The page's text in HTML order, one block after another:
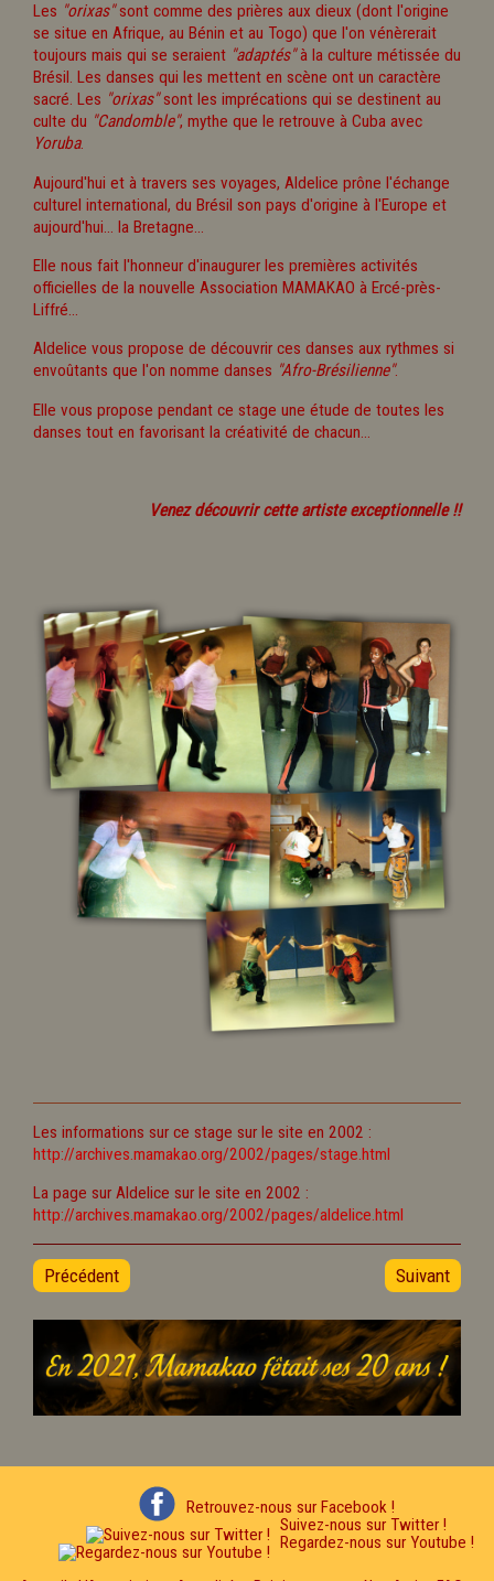
Les "orixas"sont comme des prières aux dieux (dont l'origine
se situe en Afrique, au Bénin et au Togo) que l'on vénèrerait
toujours mais qui se seraient "adaptés"à la culture métissée du
Brésil. Les danses qui les mettent en scène ont un caractère
sacré. Les "orixas"sont les imprécations qui se destinent au
culte du "Candomble", mythe que le retrouve à Cuba avec
Yoruba.
Aujourd'hui et à travers ses voyages, Aldelice prône l'échange
culturel international, du Brésil son pays d'origine à l'Europe et
aujourd'hui... la Bretagne...
Elle nous fait l'honneur d'inaugurer les premières activités
officielles de la nouvelle Association MAMAKAO à Ercé-près-
Liffré...
Aldelice vous propose de découvrir ces danses aux rythmes si
envoûtants que l'on nomme danses "Afro-Brésilienne".
Elle vous propose pendant ce stage une étude de toutes les
danses tout en favorisant la créativité de chacun...
Venez découvrir cette artiste exceptionnelle !!
Les informations sur ce stage sur le site en 2002 :
http://archives.mamakao.org/2002/pages/stage.html
La page sur Aldelice sur le site en 2002 :
http://archives.mamakao.org/2002/pages/aldelice.html
Précédent Suivant
Retrouvez-nous sur Facebook !
Suivez-nous sur Twitter !
Regardez-nous sur Youtube !